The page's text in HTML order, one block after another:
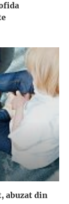
abuzat din